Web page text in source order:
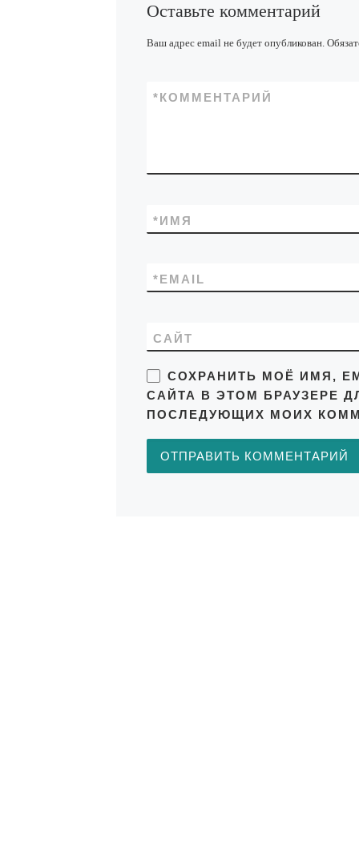
Оставьте комментарий
Ваш адрес email не будет опубликован.
КОММЕНТАРИЙ
*
ИМЯ
*
EMAIL
*
САЙТ
СОХРАНИТЬ МОЁ ИМЯ,
САЙТА В ЭТОМ БРАУЗЕРЕ
ПОСЛЕДУЮЩИХ МОИХ